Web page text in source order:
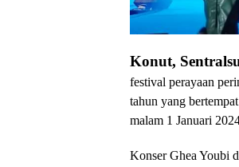
Konut,
festival perayaan
tahun yang
malam 1 Januari
Konser Ghea Youbi